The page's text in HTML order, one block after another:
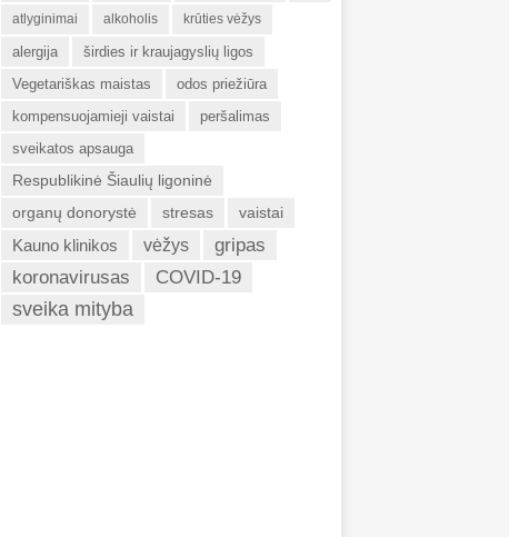
atlyginimai alkoholis krūties vėžys
alergija
širdies ir kraujagyslių ligos
Vegetariškas maistas
odos priežiūra
kompensuojamieji vaistai
peršalimas
sveikatos apsauga
Respublikinė Šiaulių ligoninė
organų donorystė
stresas vaistai
Kauno klinikos vėžys
gripas
koronavirusas
COVID-19
sveika mityba